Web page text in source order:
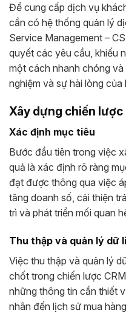
Để cung cấp dịch vụ
cần có hệ thống quản lý
Service Management –
quyết các yêu cầu, khiếu
một cách nhanh chóng
nghiệm và sự hài lòng của
Xây dựng chiến lược
Xác định mục tiêu
Bước đầu tiên trong việc
quả là xác định rõ ràng
đạt được thông qua việc
tăng doanh số, cải thiện
trì và phát triển mối quan
Thu thập và quản lý dữ
Việc thu thập và quản lý
chốt trong chiến lược
những thông tin cần thiết
nhân đến lịch sử mua